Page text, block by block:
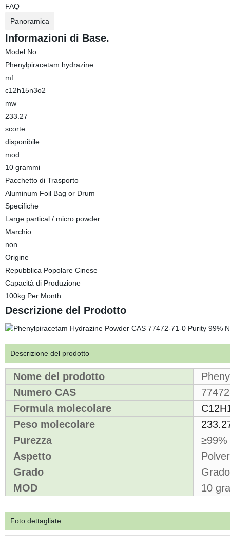
FAQ
Panoramica
Informazioni di Base.
Model No.
Phenylpiracetam hydrazine
mf
c12h15n3o2
mw
233.27
scorte
disponibile
mod
10 grammi
Pacchetto di Trasporto
Aluminum Foil Bag or Drum
Specifiche
Large partical / micro powder
Marchio
non
Origine
Repubblica Popolare Cinese
Capacità di Produzione
100kg Per Month
Descrizione del Prodotto
Descrizione del prodotto
Nome del prodotto
Numero CAS
Formula molecolare
Peso molecolare
Purezza
≥99%
Aspetto
Grado
MOD
10
Foto dettagliate